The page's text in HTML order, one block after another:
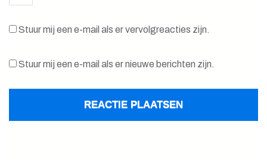
Stuur mij een e-mail als er vervolgreacties zijn.
Stuur mij een e-mail als er nieuwe berichten zijn.